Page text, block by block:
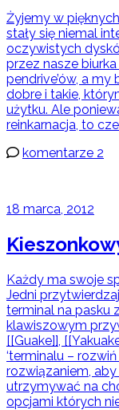
Żyjemy w
stały się niemal
oczywistych
przez nasze
pendrive’ów, a
dobre i takie,
użytku. Ale
reinkarnacja, to
komentarze 2
18 marca, 2012
Każdy ma swoje
Jedni
terminal na pasku
klawiszowym
[[Guake]],
‘terminalu –
rozwiązaniem,
utrzymywać na
opcjami których